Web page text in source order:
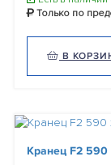
Только по
В
Кранец F2